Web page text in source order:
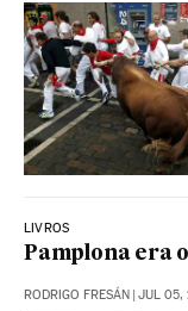
LIVROS
Pamplona era
RODRIGO FRESÁN | JUL 05,